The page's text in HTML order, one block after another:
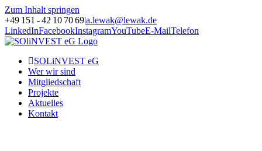
Zum Inhalt springen
+49 151 - 42 10 70 69|a.lewak@lewak.de
LinkedInFacebookInstagramYouTubeE-MailTelefon
SOLiNVEST eG
Wer wir sind
Mitgliedschaft
Projekte
Aktuelles
Kontakt